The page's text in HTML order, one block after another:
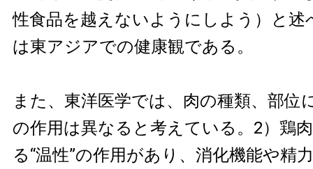
性食品を越えないようにしよう）と述
は東アジアでの健康観である。
また、東洋医学では、肉の種類、部位
の作用は異なると考えている。2）鶏
る“温性”の作用があり、消化機能や精